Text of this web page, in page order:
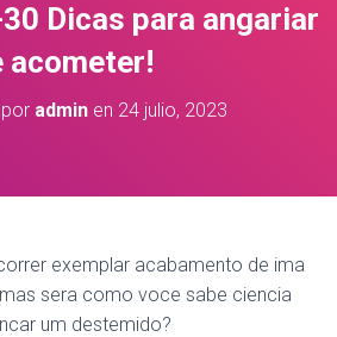
M
Dicas para angariar
acometer!
admin en 24 julio, 2023
exemplar acabamento de ima
sera como voce sabe ciencia
um destemido?